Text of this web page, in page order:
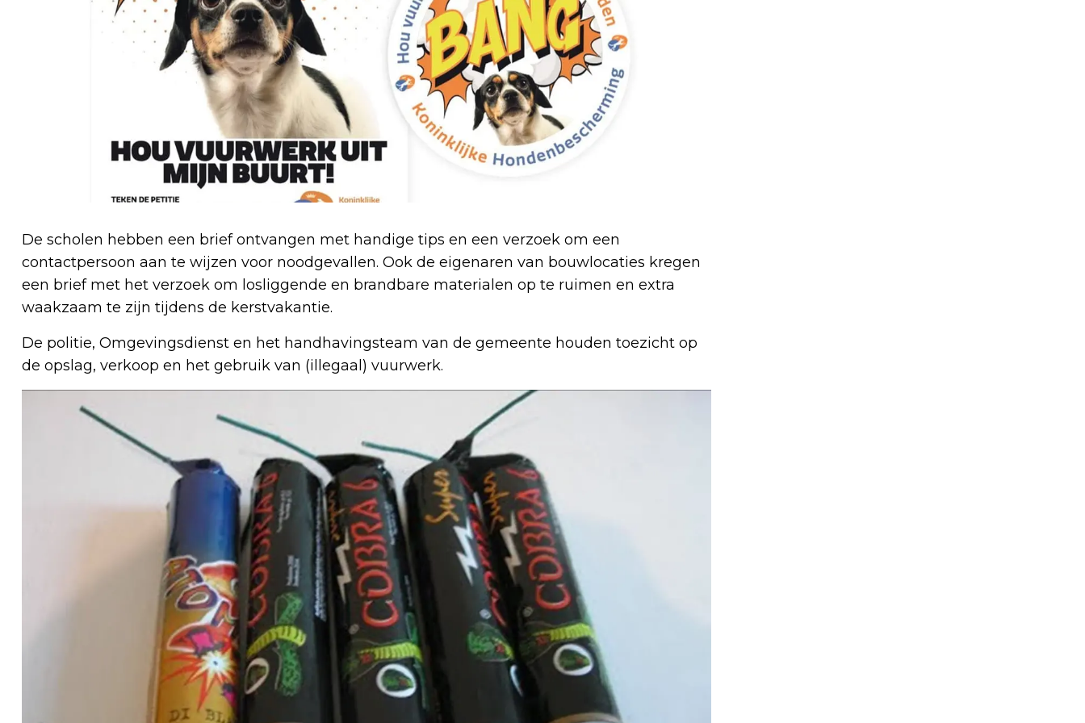
De scholen hebben een brief ontvangen met handige tips en een verzoek om een
contactpersoon aan te wijzen voor noodgevallen. Ook de eigenaren van bouwlocaties kregen
een brief met het verzoek om losliggende en brandbare materialen op te ruimen en extra
waakzaam te zijn tijdens de kerstvakantie.
De politie, Omgevingsdienst en het handhavingsteam van de gemeente houden toezicht op
de opslag, verkoop en het gebruik van (illegaal) vuurwerk.